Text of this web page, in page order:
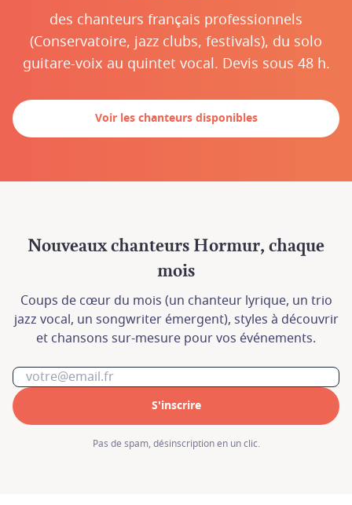
des chanteurs français professionnels
(Conservatoire, jazz clubs, festivals), du solo
guitare-voix au quintet vocal. Devis sous 48 h.
Voir les chanteurs disponibles
Nouveaux chanteurs Hormur, chaque
mois
Coups de cœur du mois (un chanteur lyrique, un trio
jazz vocal, un songwriter émergent), styles à découvrir
et chansons sur-mesure pour vos événements.
S'inscrire
Pas de spam, désinscription en un clic.
En cas de besoin, contactez nous à l'adresse
contact@hormur.com ou au 07 82 74 05 14.
En cas de besoin, contactez nous à l'adresse
contact@hormur.com ou au 07 82 74 05 14.